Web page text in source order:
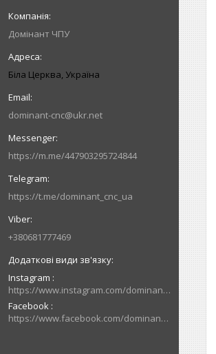
Домінант ЧПУ
Біла Церква, Україна
dominant-cnc@ukr.net
https://m.me/447903295724844
https://t.me/dominant_cnc_ua
+380681777469
Instagram
https://www.instagram.com/dominant_cnc
Facebook
https://www.facebook.com/dominantcnc